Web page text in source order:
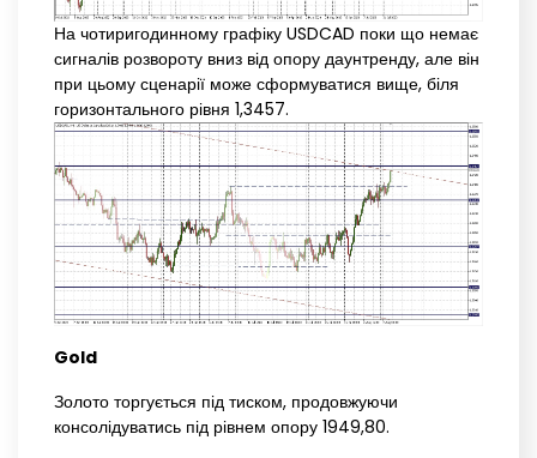
На чотиригодинному графіку USDCAD поки що немає
сигналів розвороту вниз від опору даунтренду, але він
при цьому сценарії може сформуватися вище, біля
горизонтального рівня 1,3457.
Gold
Золото торгується під тиском, продовжуючи
консолідуватись під рівнем опору 1949,80.